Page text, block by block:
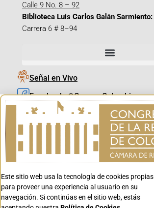
Calle 9 No. 8 – 92
Biblioteca Luis Carlos Galán Sarmiento:
Carrera 6 # 8–94
Señal en Vivo
Facebook_@CamaraColombia
Instagram_@CamaraColombia
X_@CamaraColombia
Youtube_@CamaraColombia
Youtube_@CanalCongreso
Este sitio web usa la tecnología de cookies propias
para proveer una experiencia al usuario en su
navegación. Si continúas en el sitio web, estás